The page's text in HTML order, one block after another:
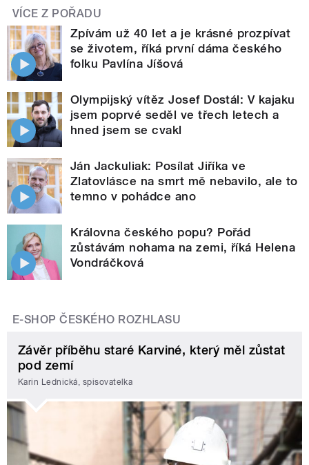
VÍCE Z POŘADU
Zpívám už 40 let a je krásné prozpívat
se životem, říká první dáma českého
folku Pavlína Jíšová
Olympijský vítěz Josef Dostál: V kajaku
jsem poprvé seděl ve třech letech a
hned jsem se cvakl
Ján Jackuliak: Posílat Jiříka ve
Zlatovlásce na smrt mě nebavilo, ale to
temno v pohádce ano
Královna českého popu? Pořád
zůstávám nohama na zemi, říká Helena
Vondráčková
E-SHOP ČESKÉHO ROZHLASU
Závěr příběhu staré Karviné, který měl zůstat
pod zemí
Karin Lednická, spisovatelka